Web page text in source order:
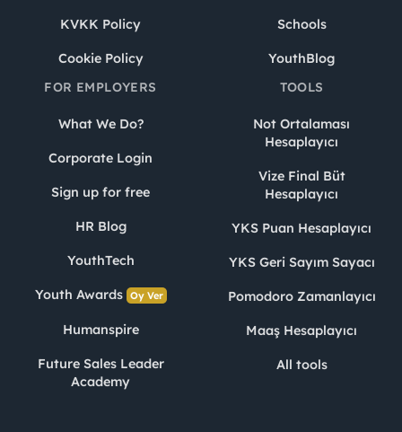
KVKK Policy
Cookie Policy
Schools
YouthBlog
FOR EMPLOYERS
What We Do?
Corporate Login
Sign up for free
HR Blog
YouthTech
Youth Awards Oy Ver
Humanspire
Future Sales Leader
Academy
TOOLS
Not Ortalaması
Hesaplayıcı
Vize Final Büt
Hesaplayıcı
YKS Puan Hesaplayıcı
YKS Geri Sayım Sayacı
Pomodoro Zamanlayıcı
Maaş Hesaplayıcı
All tools